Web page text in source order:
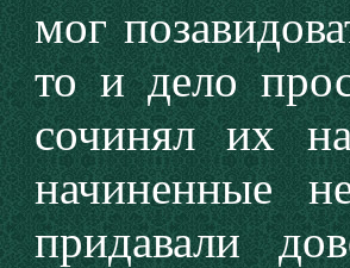
мог
то и дело
сочинял их
начиненные
придавали